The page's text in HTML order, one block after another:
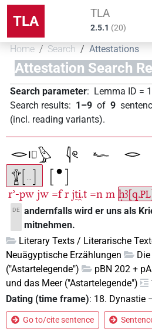
TLA TLA
2.5.1 (20)
Home Search Attestations
Attestation Search
Search parameter: Lemma ID =
Search results: 1–9 of 9
(incl. reading variants).
rʾ-pw jw =f r jṯi̯.t =n m ḥꜣ[q.PL
DE andernfalls wird er uns als
mitnehmen.
Literary Texts / Literarische
Neuägyptische Erzählungen
("Astartelegende")
pBN 202 +
und das Meer ("Astartelegende")
Dating (time frame): 18. Dynastie
Go to/cite sentence